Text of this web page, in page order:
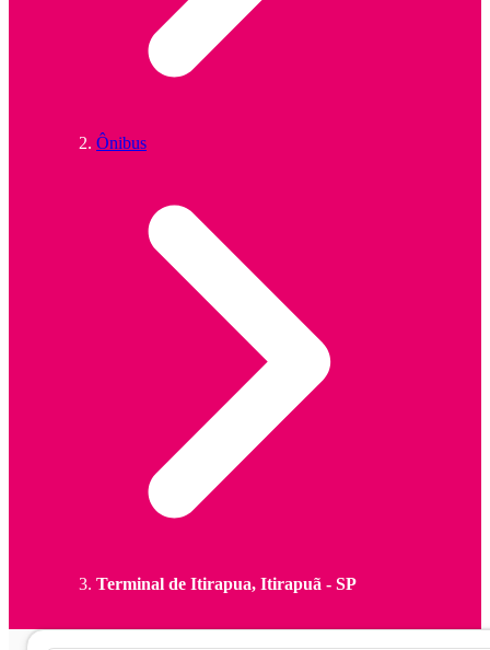
Ônibus
Terminal de Itirapua, Itirapuã - SP